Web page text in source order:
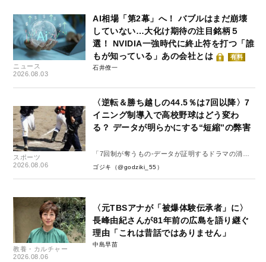
ニュース
2026.08.03
AI相場「第2幕」へ！ バブルはまだ崩壊
していない…大化け期待の注目銘柄５
選！ NVIDIA一強時代に終止符を打つ「誰
もが知っている」あの会社とは
有料
石井僚一
スポーツ
2026.08.06
〈逆転＆勝ち越しの44.5％は7回以降〉7
イニング制導入で高校野球はどう変わ
る？ データが明らかにする“短縮”の弊害
「7回制が奪うもの-データが証明するドラマの消
失-」
ゴジキ（@godziki_55）
教養・カルチャー
2026.08.06
〈元TBSアナが「被爆体験伝承者」に〉
長峰由紀さんが81年前の広島を語り継ぐ
理由「これは昔話ではありません」
中島早苗